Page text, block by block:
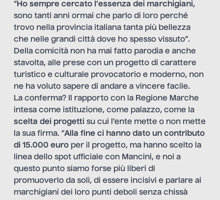
“Ho sempre cercato l’essenza dei marchigiani,
sono tanti anni ormai che parlo di loro perché
trovo nella provincia italiana tanta più bellezza
che nelle grandi città dove ho spesso vissuto”.
Della comicità non ha mai fatto parodia e anche
stavolta, alle prese con un progetto di carattere
turistico e culturale provocatorio e moderno, non
ne ha voluto sapere di andare a vincere facile.
La conferma? Il rapporto con la Regione Marche
intesa come istituzione, come palazzo, come la
scelta dei progetti su cui l’ente mette o non mette
la sua firma. “Alla fine ci hanno dato un contributo
di 15.000 euro per il progetto, ma hanno scelto la
linea dello spot ufficiale con Mancini, e noi a
questo punto siamo forse più liberi di
promuoverlo da soli, di essere incisivi e parlare ai
marchigiani dei loro punti deboli senza chissà